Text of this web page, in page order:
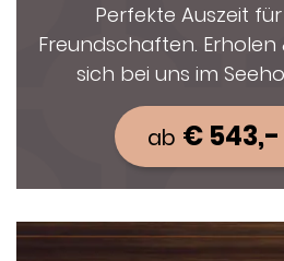
Perfekte Auszeit
Freundschaften. Erholen
sich bei uns im
ab € 543,-